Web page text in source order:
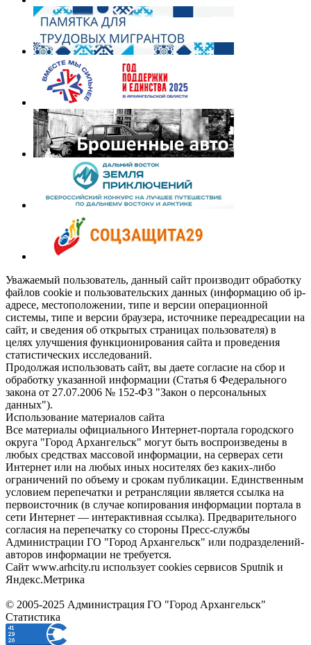
Уважаемый пользователь, данный сайт производит обработку
файлов cookie и пользовательских данных (информацию об ip-
адресе, местоположении, типе и версии операционной
системы, типе и версии браузера, источнике переадресации на
сайт, и сведения об открытых страницах пользователя) в
целях улучшения функционирования сайта и проведения
статистических исследований.
Продолжая использовать сайт, вы даете согласие на сбор и
обработку указанной информации (Статья 6 Федерального
закона от 27.07.2006 № 152-ФЗ "Закон о персональных
данных").
Использование материалов сайта
Все материалы официального Интернет-портала городского
округа "Город Архангельск" могут быть воспроизведены в
любых средствах массовой информации, на серверах сети
Интернет или на любых иных носителях без каких-либо
ограничений по объему и срокам публикации. Единственным
условием перепечатки и ретрансляции является ссылка на
первоисточник (в случае копирования информации портала в
сети Интернет — интерактивная ссылка). Предварительного
согласия на перепечатку со стороны Пресс-службы
Администрации ГО "Город Архангельск" или подразделений-
авторов информации не требуется.
Сайт www.arhcity.ru использует cookies сервисов Sputnik и
Яндекс.Метрика
© 2005-2025 Администрация ГО "Город Архангельск"
Статистика